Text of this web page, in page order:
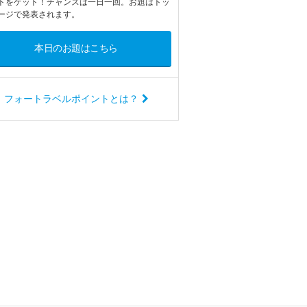
をゲット！チャンスは一日一回。お題はトッ
ジで発表されます。
本日のお題はこちら
フォートラベルポイントとは？